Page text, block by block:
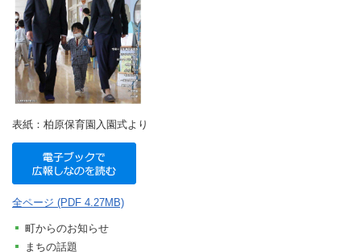
表紙：柏原保育園入園式より
全ページ (PDF 4.27MB)
町からのお知らせ
まちの話題